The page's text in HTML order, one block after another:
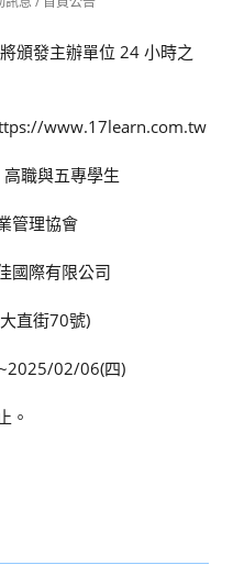
頒發主辦單位 24 小時之
www.17learn.com.tw
職與五專學生
管理協會
國際有限公司
直街70號)
02/06(四)
。